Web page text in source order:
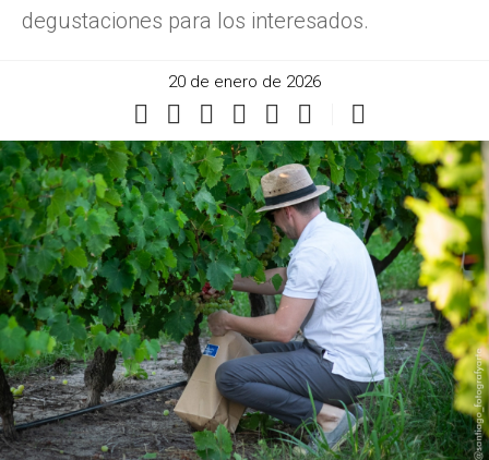
degustaciones para los interesados.
20 de enero de 2026